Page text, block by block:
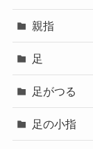
親指
足
足がつる
足の小指